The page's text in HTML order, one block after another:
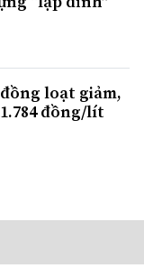
loạt giảm,
đồng/lít